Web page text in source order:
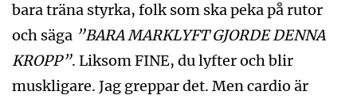
bara träna styrka, folk som ska peka på rutor
och säga ”BARA MARKLYFT GJORDE DENNA
KROPP”. Liksom FINE, du lyfter och blir
muskligare. Jag greppar det. Men cardio är